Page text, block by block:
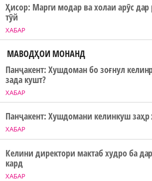
ХАБАР
Ҳисор: Марги модар ва холаи арӯс дар
тӯй
МАВОДҲОИ МОНАНД
ХАБАР
Панҷакент: Хушдоман бо зоғнул
зада кушт?
ХАБАР
Панҷакент: Хушдомани келинкуш заҳр
ХАБАР
Келини директори мактаб худро ба
кард